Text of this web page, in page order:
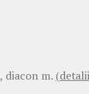
diacon m.